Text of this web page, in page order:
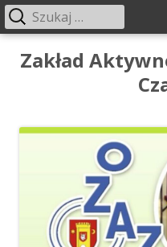
Przeskocz
Zakład
Menu
główne
Szukaj: